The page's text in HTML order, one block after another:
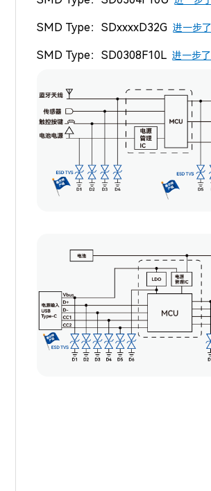
SMD Type：SDxxxxD32G 进一步
SMD Type：SD0308F10L进一步